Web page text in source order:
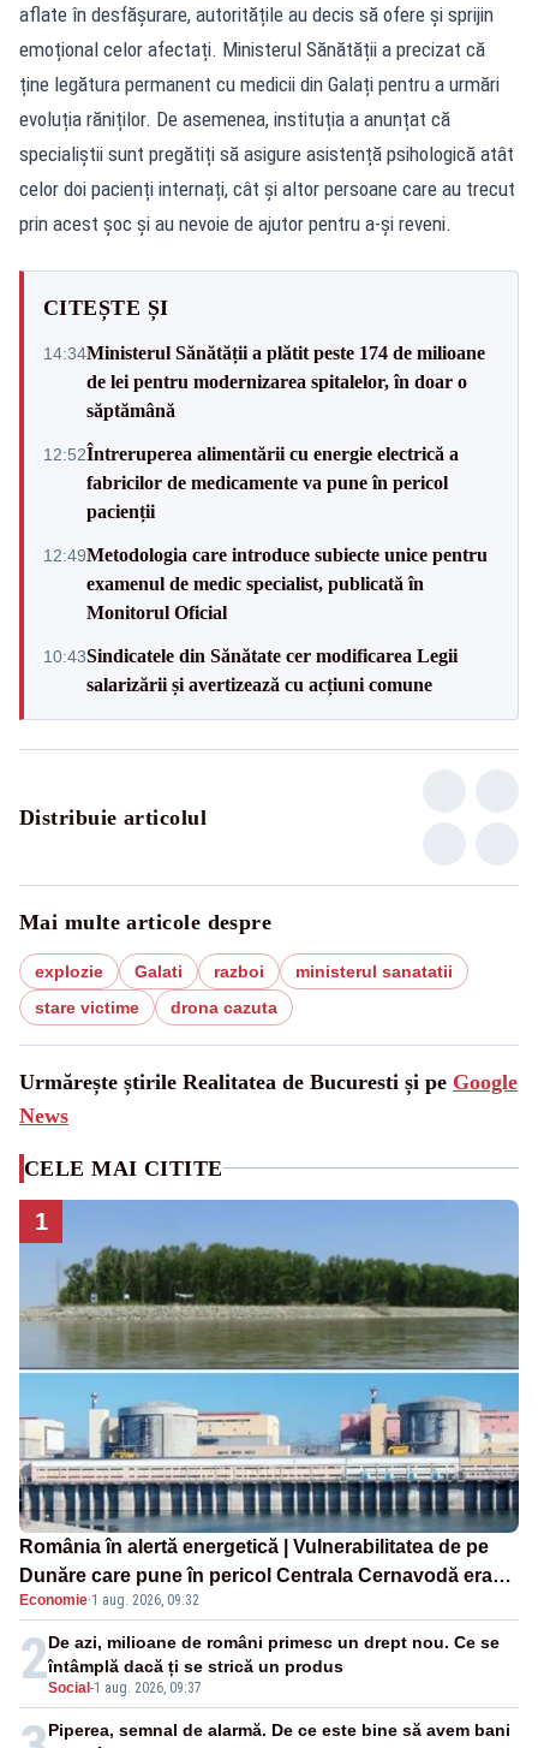
aflate în desfășurare, autoritățile au decis să ofere și sprijin
emoțional celor afectați. Ministerul Sănătății a precizat că
ține legătura permanent cu medicii din Galați pentru a urmări
evoluția răniților. De asemenea, instituția a anunțat că
specialiștii sunt pregătiți să asigure asistență psihologică atât
celor doi pacienți internați, cât și altor persoane care au trecut
prin acest șoc și au nevoie de ajutor pentru a-și reveni.
CITEȘTE ȘI
14:34Ministerul Sănătății a plătit peste 174 de milioane
de lei pentru modernizarea spitalelor, în doar o
săptămână
12:52Întreruperea alimentării cu energie electrică a
fabricilor de medicamente va pune în pericol
pacienții
12:49Metodologia care introduce subiecte unice pentru
examenul de medic specialist, publicată în
Monitorul Oficial
10:43Sindicatele din Sănătate cer modificarea Legii
salarizării și avertizează cu acțiuni comune
Distribuie articolul
Mai multe articole despre
explozie Galati razboi
ministerul sanatatii
stare victime
drona cazuta
Urmărește știrile Realitatea de Bucuresti și pe Google
News
CELE MAI CITITE
1
România în alertă energetică | Vulnerabilitatea de pe
Dunăre care pune în pericol Centrala Cernavodă era
cunoscută de pe vremea lui Ceaușescu
Economie·1 aug. 2026, 09:32
2Social -1 aug. 2026, 09:37
De azi, milioane de români primesc un drept nou. Ce se
întâmplă dacă ți se strică un produs
Piperea, semnal de alarmă. De ce este bine să avem bani